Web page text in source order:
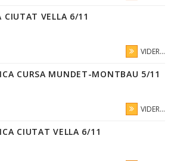
CIUTAT VELLA 6/11
VIDER...
CURSA MUNDET-MONTBAU 5/11
VIDER...
CIUTAT VELLA 6/11